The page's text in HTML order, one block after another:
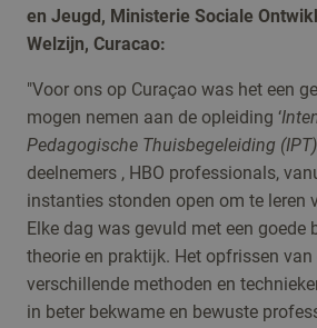
en Jeugd, Ministerie Sociale
Welzijn, Curacao:
"Voor ons op Curaçao was het een
mogen nemen aan de opleiding ‘
Pedagogische Thuisbegeleiding
deelnemers , HBO professionals,
instanties stonden open om te leren
Elke dag was gevuld met een goede
theorie en praktijk. Het opfrissen
verschillende methoden en
in beter bekwame en bewuste